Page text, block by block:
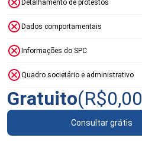
Detalhamento de protestos
Dados comportamentais
Informações do SPC
Quadro societário e administrativo
Gratuito(R$0,00
Consultar grátis